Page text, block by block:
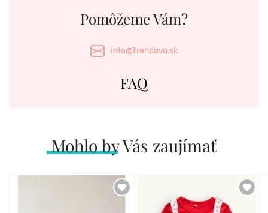
Pomôžeme Vám?
info@trendova.sk
FAQ
Mohlo by Vás zaujímať